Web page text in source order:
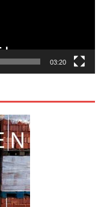
03:20